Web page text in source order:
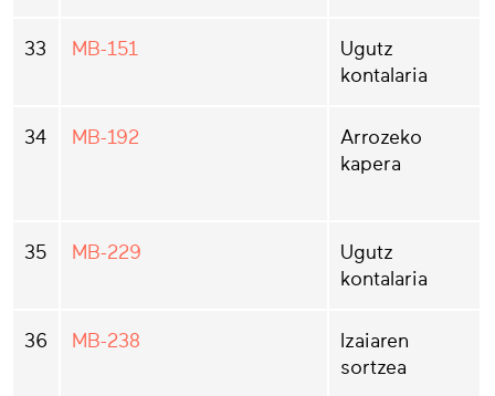
33 MB-151
Ugutz
kontalaria
34 MB-192
Arrozeko
kapera
35 MB-229
Ugutz
kontalaria
36 MB-238
Izaiaren
sortzea